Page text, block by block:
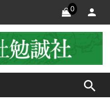
0
search